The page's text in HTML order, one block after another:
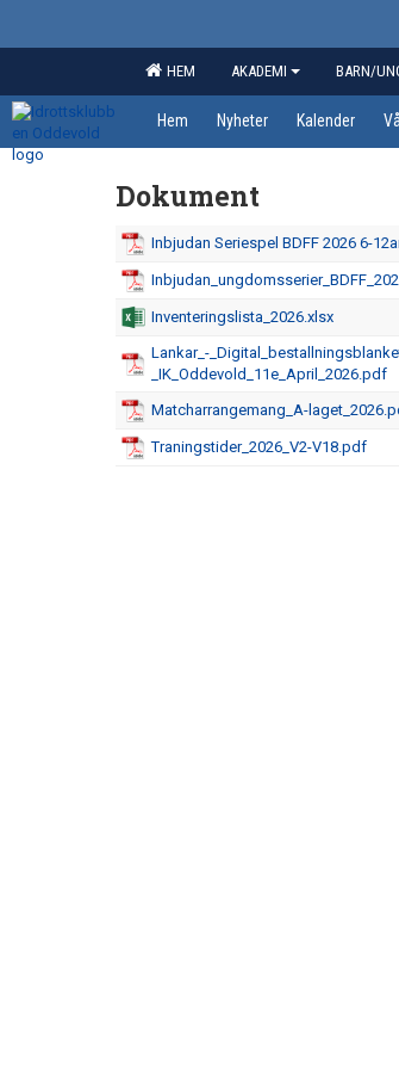
HEM AKADEMI BARN/
Hem Nyheter Kalender
Dokument
Inbjudan Seriespel BDFF 2026 6-
Inventeringslista_2026.xlsx
Lankar_-
_IK_Oddevold_11e_April_2026.pdf
Matcharrangemang_A-
Traningstider_2026_V2-V18.pdf